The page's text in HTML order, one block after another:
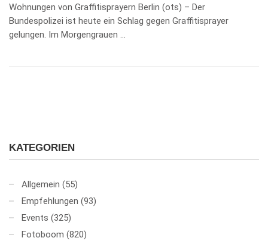
Wohnungen von Graffitisprayern Berlin (ots) – Der
Bundespolizei ist heute ein Schlag gegen Graffitisprayer
gelungen. Im Morgengrauen …
KATEGORIEN
Allgemein (55)
Empfehlungen (93)
Events (325)
Fotoboom (820)